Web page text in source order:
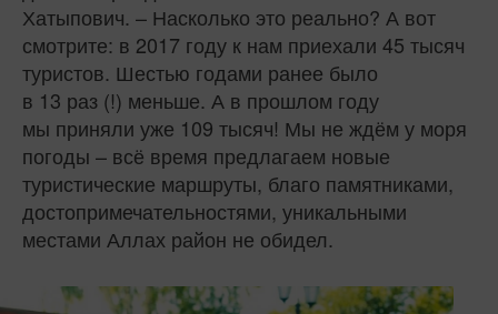
Хатыпович. – Насколько это реально? А вот
смотрите: в 2017 году к нам приехали 45 тысяч
туристов. Шестью годами ранее было
в 13 раз (!) меньше. А в прошлом году
мы приняли уже 109 тысяч! Мы не ждём у моря
погоды – всё время предлагаем новые
туристические маршруты, благо памятниками,
достопримечательностями, уникальными
местами Аллах район не обидел.